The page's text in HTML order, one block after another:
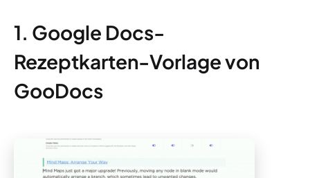
1. Google Docs-
Rezeptkarten-Vorlage von
GooDocs